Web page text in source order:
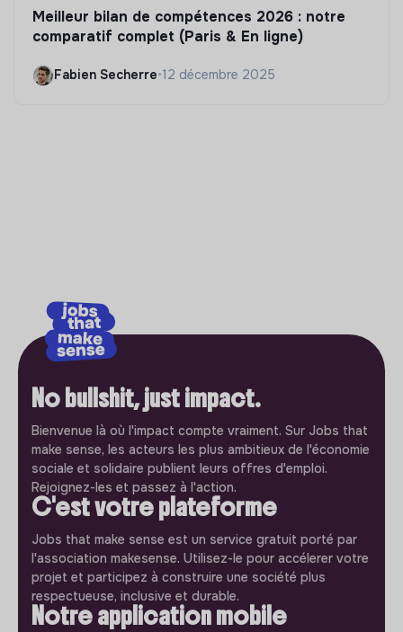
Meilleur bilan de compétences 2026 : notre
comparatif complet (Paris & En ligne)
Fabien Secherre•12 décembre 2025
No bullshit, just impact.
Bienvenue là où l'impact compte vraiment. Sur Jobs that
make sense, les acteurs les plus ambitieux de l'économie
sociale et solidaire publient leurs offres d'emploi.
Rejoignez-les et passez à l'action.
C'est votre plateforme
Jobs that make sense est un service gratuit porté par
l'association makesense. Utilisez-le pour accélerer votre
projet et participez à construire une société plus
respectueuse, inclusive et durable.
Notre application mobile